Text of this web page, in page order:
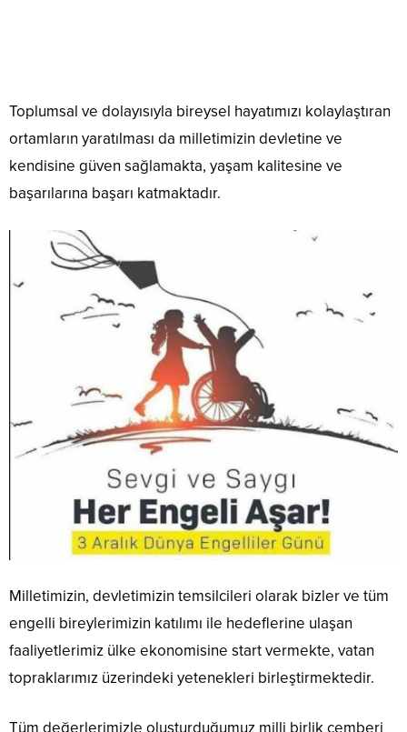
Toplumsal ve dolayısıyla bireysel hayatımızı kolaylaştıran
ortamların yaratılması da milletimizin devletine ve
kendisine güven sağlamakta, yaşam kalitesine ve
başarılarına başarı katmaktadır.
Milletimizin, devletimizin temsilcileri olarak bizler ve tüm
engelli bireylerimizin katılımı ile hedeflerine ulaşan
faaliyetlerimiz ülke ekonomisine start vermekte, vatan
topraklarımız üzerindeki yetenekleri birleştirmektedir.
Tüm değerlerimizle oluşturduğumuz milli birlik çemberi